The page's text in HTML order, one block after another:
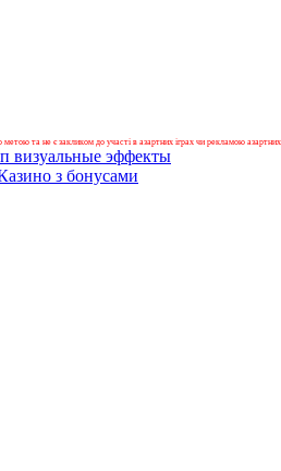
та не є закликом до участі в азартних іграх чи рекламою азартних
з бонусами